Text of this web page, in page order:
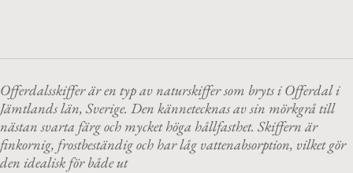
Offerdalsskiffer är en typ av naturskiffer som bryts i Offerdal i
Jämtlands län, Sverige. Den kännetecknas av sin mörkgrå till
nästan svarta färg och mycket höga hållfasthet. Skiffern är
finkornig, frostbeständig och har låg vattenabsorption, vilket gör
den idealisk för både ut